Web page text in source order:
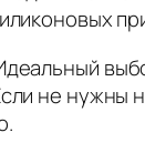
не нужны